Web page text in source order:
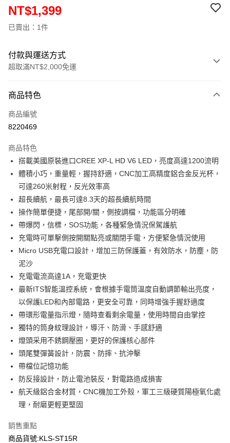
NT$1,399
已賣出：1件
付款與運送方式
超取滿NT$2,000免運
信用卡一次付款
信用卡分期付款
合作金庫商業銀行
華南商業銀行
彰化商業銀行
上海商業儲蓄銀行
台北富邦商業銀行
國泰世華商業銀行
臺灣中小企業銀行
台中商業銀行
匯豐（台灣）商業銀行
華泰商業銀行
聯邦商業銀行
遠東國際商業銀行
元大商業銀行
永豐商業銀行
玉山商業銀行
星展（台灣）商業銀行
台新國際商業銀行
中國信託商業銀行
台灣樂天信用卡公司
超商取貨付款
LINE Pay
Apple Pay
街口支付
AFTEE先享後付
相關說明
【關於「AFTEE先享後付」】
AFTEE先享後付是「在收到商品之後才付款」的支付方式。 讓您購物簡單
便利好安心！
１．簡單：不需註冊會員、不需綁卡、不需儲值。
２．便利：只要手機號碼，簡訊認證，即可結帳。
【「AFTEE先享後付」結帳流程】
１．於結帳方式選擇「AFTEE先享後付」後，將跳轉至「AFTEE先享後付」
結帳頁面，進行簡訊認證並確認金額後，即可完成結帳。
２．訂單成立數日內，您將收到繳費通知簡訊。
３．收到繳費通知簡訊後14天內，點擊此簡訊中的連結，可透過四大超商／
※ 請注意：結帳手續完成當下不需立刻繳費，但若您需要取消訂單，請聯絡
購買商品的店家。未經商家同意取消之訂單仍視為有效，需透過AFTEE先享
※ 交易是否成功請以「AFTEE先享後付 」之結帳頁面顯示為準，若有關於
客戶支援中心」https://netprotections.freshdesk.com/support/home
貨到付款
運送方式
全家取貨付款
每筆NT$60，滿NT$2,000(含以上)免運費
7-11取貨付款
每筆NT$60，滿NT$2,000(含以上)免運費
7-11取貨(快速到店)
每筆NT$60，滿NT$2,000(含以上)免運費
商品特色
商品編號
8220469
商品特色
搭載美國原裝進口CREE XP-L HD V6 LED，亮度高達1200流明
體積小巧，重量輕，握持舒適，CNC加工高精度鋁合金反光杯，
可達260米射程，反光效率高
超長續航，最長可達8.3天的超長續航時間
操作簡單便捷，尾部開/關，側按調檔，功能區分明確
帶爆閃，信標，SOS功能，各種緊急情況保駕護航
充電時可單擊側按開關點亮或關閉手電，方便緊急情況使用
Micro USB充電口設計，增加三防保護蓋，有效防水，防塵，防
泥沙
充電電流高達1A，充電更快
最新ITS智能溫控系統，會根據手電筒溫度自動調節輸出亮度，
以保護LED和內部電路，更安全可靠，同時增強手握舒適度
帶環形電量指示燈，隨時查看剩余電量，使用時間自由掌控
獨特的筒身紋理設計，導汗、防滑、手感舒適
燈頭采用不銹鋼壓圈，更好的保護核心部件
頭尾雙彈簧設計，防震、防摔、抗沖擊
帶檔位記憶功能
防反接設計，防止電池裝反，對電路造成損害
航天級鋁合金材質，CNC機加工外殼，軍工三級硬質陽極氧化處
理，耐磨更輕更堅固
銷售重點
商品貨號:KLS-ST15R